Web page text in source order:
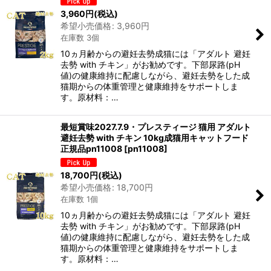
3,960円(税込)
希望小売価格: 3,960円
在庫数 3個
10ヵ月齢からの避妊去勢成猫には「アダルト 避妊
去勢 with チキン」がお勧めです。下部尿路(pH
値)の健康維持に配慮しながら、避妊去勢をした成
猫期からの体重管理と健康維持をサポートしま
す。原材料：…
最短賞味2027.7.9・プレスティージ 猫用 アダルト
避妊去勢 with チキン 10kg成猫用キャットフード
正規品pn11008 [pn11008]
18,700円(税込)
希望小売価格: 18,700円
在庫数 1個
10ヵ月齢からの避妊去勢成猫には「アダルト 避妊
去勢 with チキン」がお勧めです。下部尿路(pH
値)の健康維持に配慮しながら、避妊去勢をした成
猫期からの体重管理と健康維持をサポートしま
す。原材料：…